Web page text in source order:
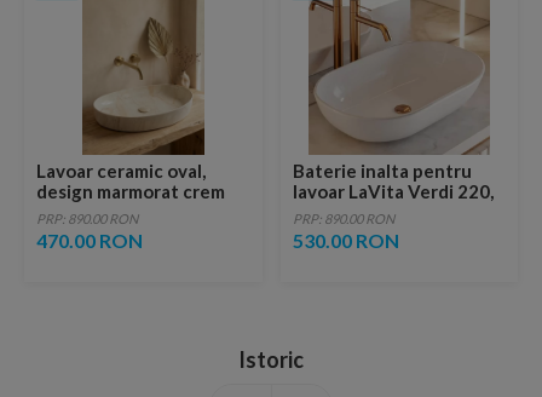
Lavoar ceramic oval,
design marmorat crem
lucios cu vene aurii,
ventil inclus
PRP: 890.00 RON
470.00 RON
Baterie inalta pentru
lavoar LaVita Verdi 220,
fara ventil, brushed
copper
PRP: 890.00 RON
530.00 RON
Istoric